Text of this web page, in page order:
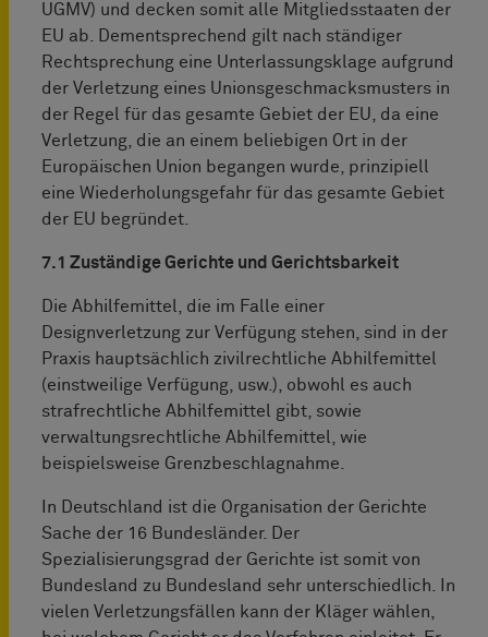
UGMV) und decken somit alle Mitgliedsstaaten der
EU ab. Dementsprechend gilt nach ständiger
Rechtsprechung eine Unterlassungsklage aufgrund
der Verletzung eines Unionsgeschmacksmusters in
der Regel für das gesamte Gebiet der EU, da eine
Verletzung, die an einem beliebigen Ort in der
Europäischen Union begangen wurde, prinzipiell
eine Wiederholungsgefahr für das gesamte Gebiet
der EU begründet.
7.1 Zuständige Gerichte und Gerichtsbarkeit
Die Abhilfemittel, die im Falle einer
Designverletzung zur Verfügung stehen, sind in der
Praxis hauptsächlich zivilrechtliche Abhilfemittel
(einstweilige Verfügung, usw.), obwohl es auch
strafrechtliche Abhilfemittel gibt, sowie
verwaltungsrechtliche Abhilfemittel, wie
beispielsweise Grenzbeschlagnahme.
In Deutschland ist die Organisation der Gerichte
Sache der 16 Bundesländer. Der
Spezialisierungsgrad der Gerichte ist somit von
Bundesland zu Bundesland sehr unterschiedlich. In
vielen Verletzungsfällen kann der Kläger wählen,